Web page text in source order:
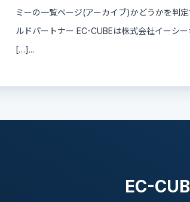
ミーの一覧ページ(アーカイブ)かどうかを判
ルドパートナー EC-CUBEは株式会社イーシ
[…]...
EC-